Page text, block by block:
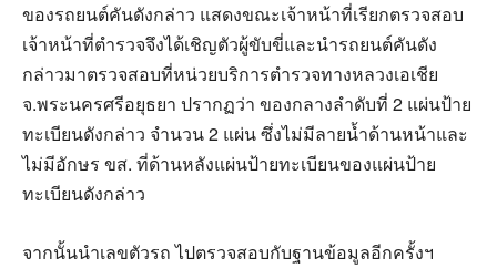
ของรถยนต์คันดังกล่าว แสดงขณะเจ้าหน้าที่เรียกตรวจสอบ
เจ้าหน้าที่ตำรวจจึงได้เชิญตัวผู้ขับขี่และนำรถยนต์คันดัง
กล่าวมาตรวจสอบที่หน่วยบริการตำรวจทางหลวงเอเชีย
จ.พระนครศรีอยุธยา ปรากฏว่า ของกลางลำดับที่ 2 แผ่นป้าย
ทะเบียนดังกล่าว จำนวน 2 แผ่น ซึ่งไม่มีลายน้ำด้านหน้าและ
ไม่มีอักษร ขส. ที่ด้านหลังแผ่นป้ายทะเบียนของแผ่นป้าย
ทะเบียนดังกล่าว
จากนั้นนำเลขตัวรถ ไปตรวจสอบกับฐานข้อมูลอีกครั้งฯ